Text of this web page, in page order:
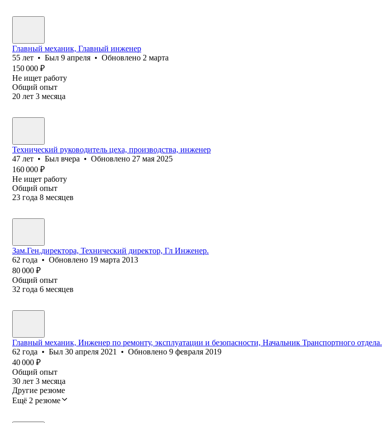
Главный механик, Главный инженер
55 лет • Был 9 апреля • Обновлено 2 марта
150 000 ₽
Не ищет работу
Общий опыт
20 лет 3 месяца
Технический руководитель цеха, производства, инженер
47 лет • Был вчера • Обновлено 27 мая 2025
160 000 ₽
Не ищет работу
Общий опыт
23 года 8 месяцев
Зам.Ген.директора, Технический директор, Гл Инженер.
62 года • Обновлено 19 марта 2013
80 000 ₽
Общий опыт
32 года 6 месяцев
Главный механик, Инженер по ремонту, эксплуатации и безопасности, Начальник Транспортного отдела.
62 года • Был 30 апреля 2021 • Обновлено 9 февраля 2019
40 000 ₽
Общий опыт
30 лет 3 месяца
Другие резюме
Ещё 2 резюме